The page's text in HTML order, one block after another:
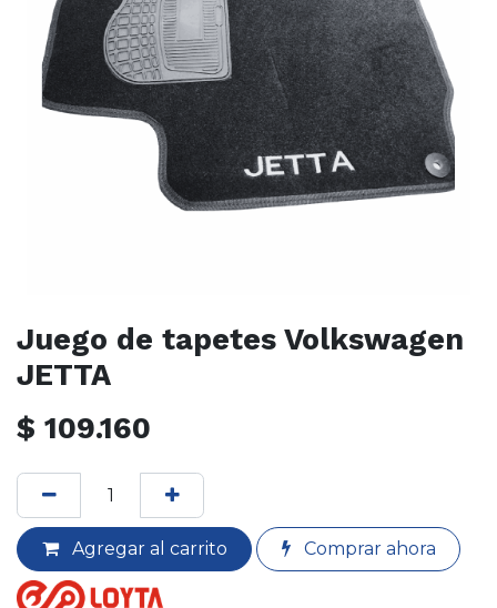
Juego de tapetes Volkswagen
JETTA
$ 109.160
Agregar al carrito Comprar ahora